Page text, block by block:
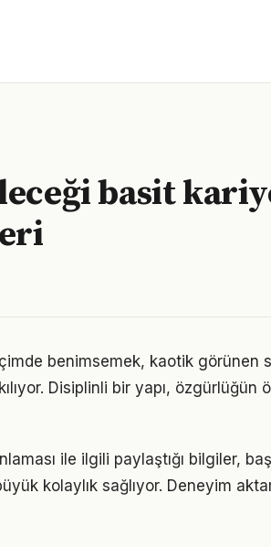
basit
benimsemek, kaotik görünen
Disiplinli bir yapı, özgürlüğün
ile ilgili paylaştığı bilgiler,
kolaylık sağlıyor. Deneyim